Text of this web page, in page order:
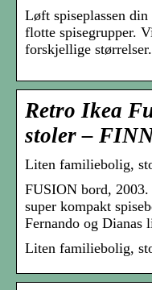
Løft spiseplassen
flotte spisegrupper.
forskjellige
Retro Ikea
stoler –
Liten familiebolig,
FUSION bord, 2003.
super kompakt
Fernando og Dianas
Liten familiebolig,